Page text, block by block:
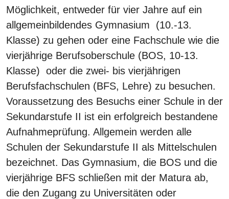
Möglichkeit, entweder für vier Jahre auf ein
allgemeinbildendes Gymnasium (10.-13.
Klasse) zu gehen oder eine Fachschule wie die
vierjährige Berufsoberschule (BOS, 10-13.
Klasse) oder die zwei- bis vierjährigen
Berufsfachschulen (BFS, Lehre) zu besuchen.
Voraussetzung des Besuchs einer Schule in der
Sekundarstufe II ist ein erfolgreich bestandene
Aufnahmeprüfung. Allgemein werden alle
Schulen der Sekundarstufe II als Mittelschulen
bezeichnet. Das Gymnasium, die BOS und die
vierjährige BFS schließen mit der Matura ab,
die den Zugang zu Universitäten oder